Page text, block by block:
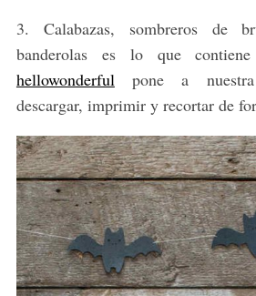
3. Calabazas, sombreros de
banderolas es lo que
hellowonderfulpone a nuestra
descargar, imprimir y recortar de